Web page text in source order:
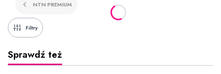
NTN PREMIUM
Filtry
Sprawdź też